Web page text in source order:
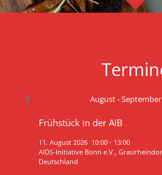
August -
Frühstück in der AIB
11. August 2026 10:00 - 13:00
AIDS-Initiative Bonn e.V.,
Deutschland